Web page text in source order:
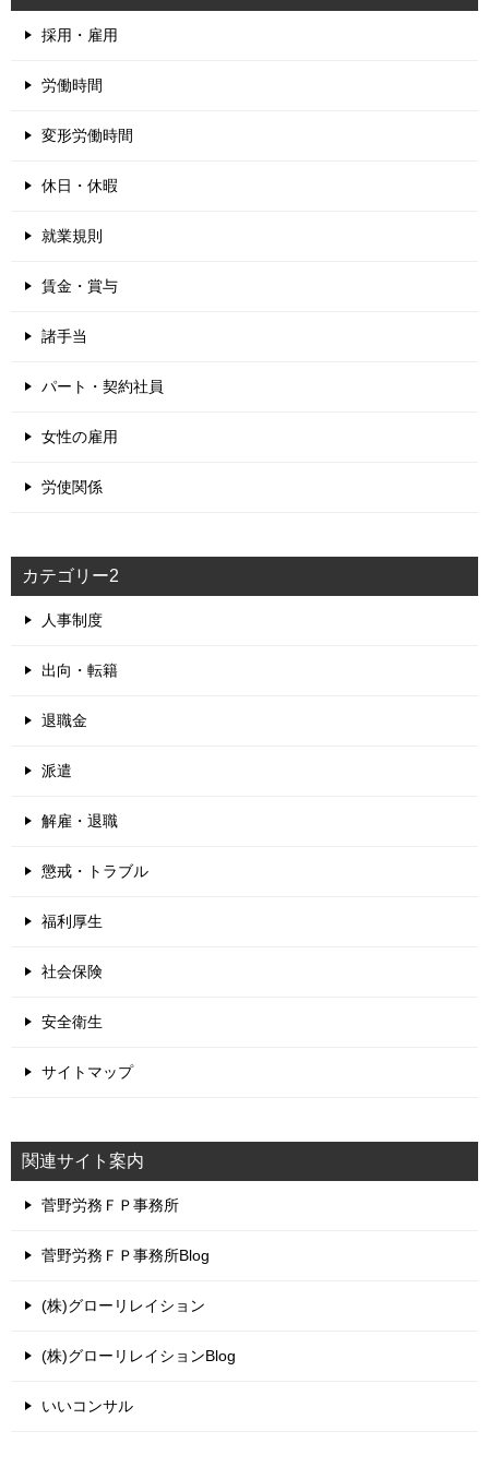
採用・雇用
労働時間
変形労働時間
休日・休暇
就業規則
賃金・賞与
諸手当
パート・契約社員
女性の雇用
労使関係
カテゴリー2
人事制度
出向・転籍
退職金
派遣
解雇・退職
懲戒・トラブル
福利厚生
社会保険
安全衛生
サイトマップ
関連サイト案内
菅野労務ＦＰ事務所
菅野労務ＦＰ事務所Blog
(株)グローリレイション
(株)グローリレイションBlog
いいコンサル